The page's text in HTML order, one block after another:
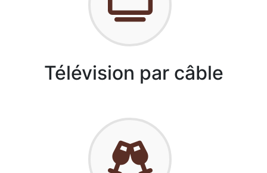
Télévision par câble